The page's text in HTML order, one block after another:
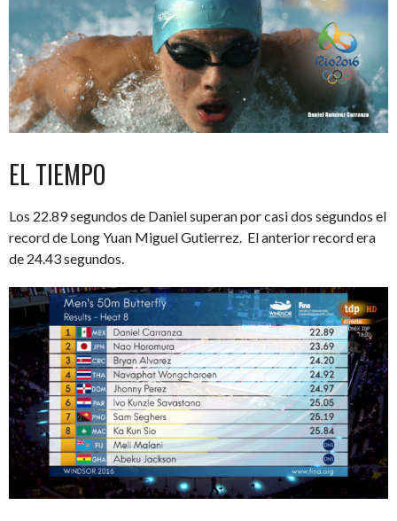
EL TIEMPO
Los 22.89 segundos de Daniel superan por casi dos segundos el
record de Long Yuan Miguel Gutierrez. El anterior record era
de 24.43 segundos.